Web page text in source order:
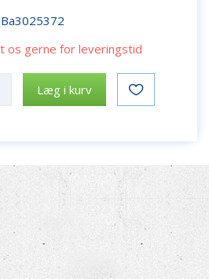
os gerne for leveringstid
Læg i kurv